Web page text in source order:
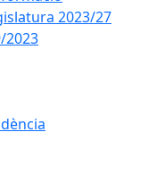
2023/27
2023